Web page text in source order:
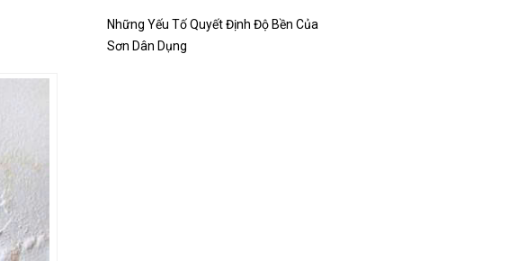
Những Yếu Tố Quyết Định Độ Bền Của
Sơn Dân Dụng